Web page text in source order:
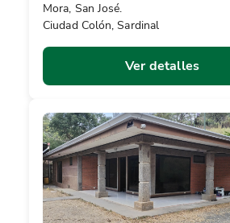
Mora, San José.
Ciudad Colón, Sardinal
Ver detalles